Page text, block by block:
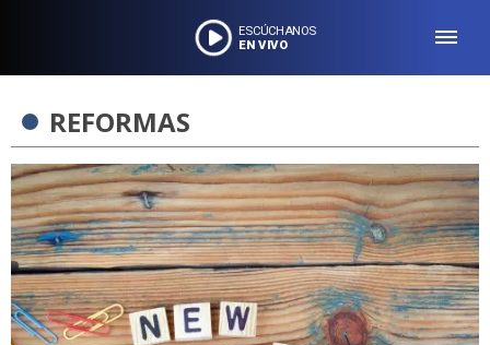
ESCÚCHANOS
EN VIVO
REFORMAS